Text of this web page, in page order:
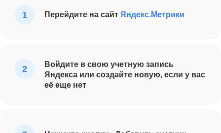
Перейдите на сайт Яндекс.Метрики
Войдите в свою учетную запись
Яндекса или создайте новую, если у вас
её еще нет